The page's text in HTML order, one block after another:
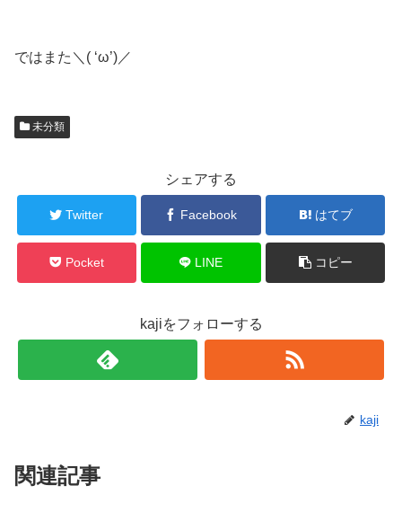
ではまた＼( ‘ω’)／
未分類
シェアする
Twitter Facebook はてブ
Pocket LINE コピー
kajiをフォローする
kaji
関連記事